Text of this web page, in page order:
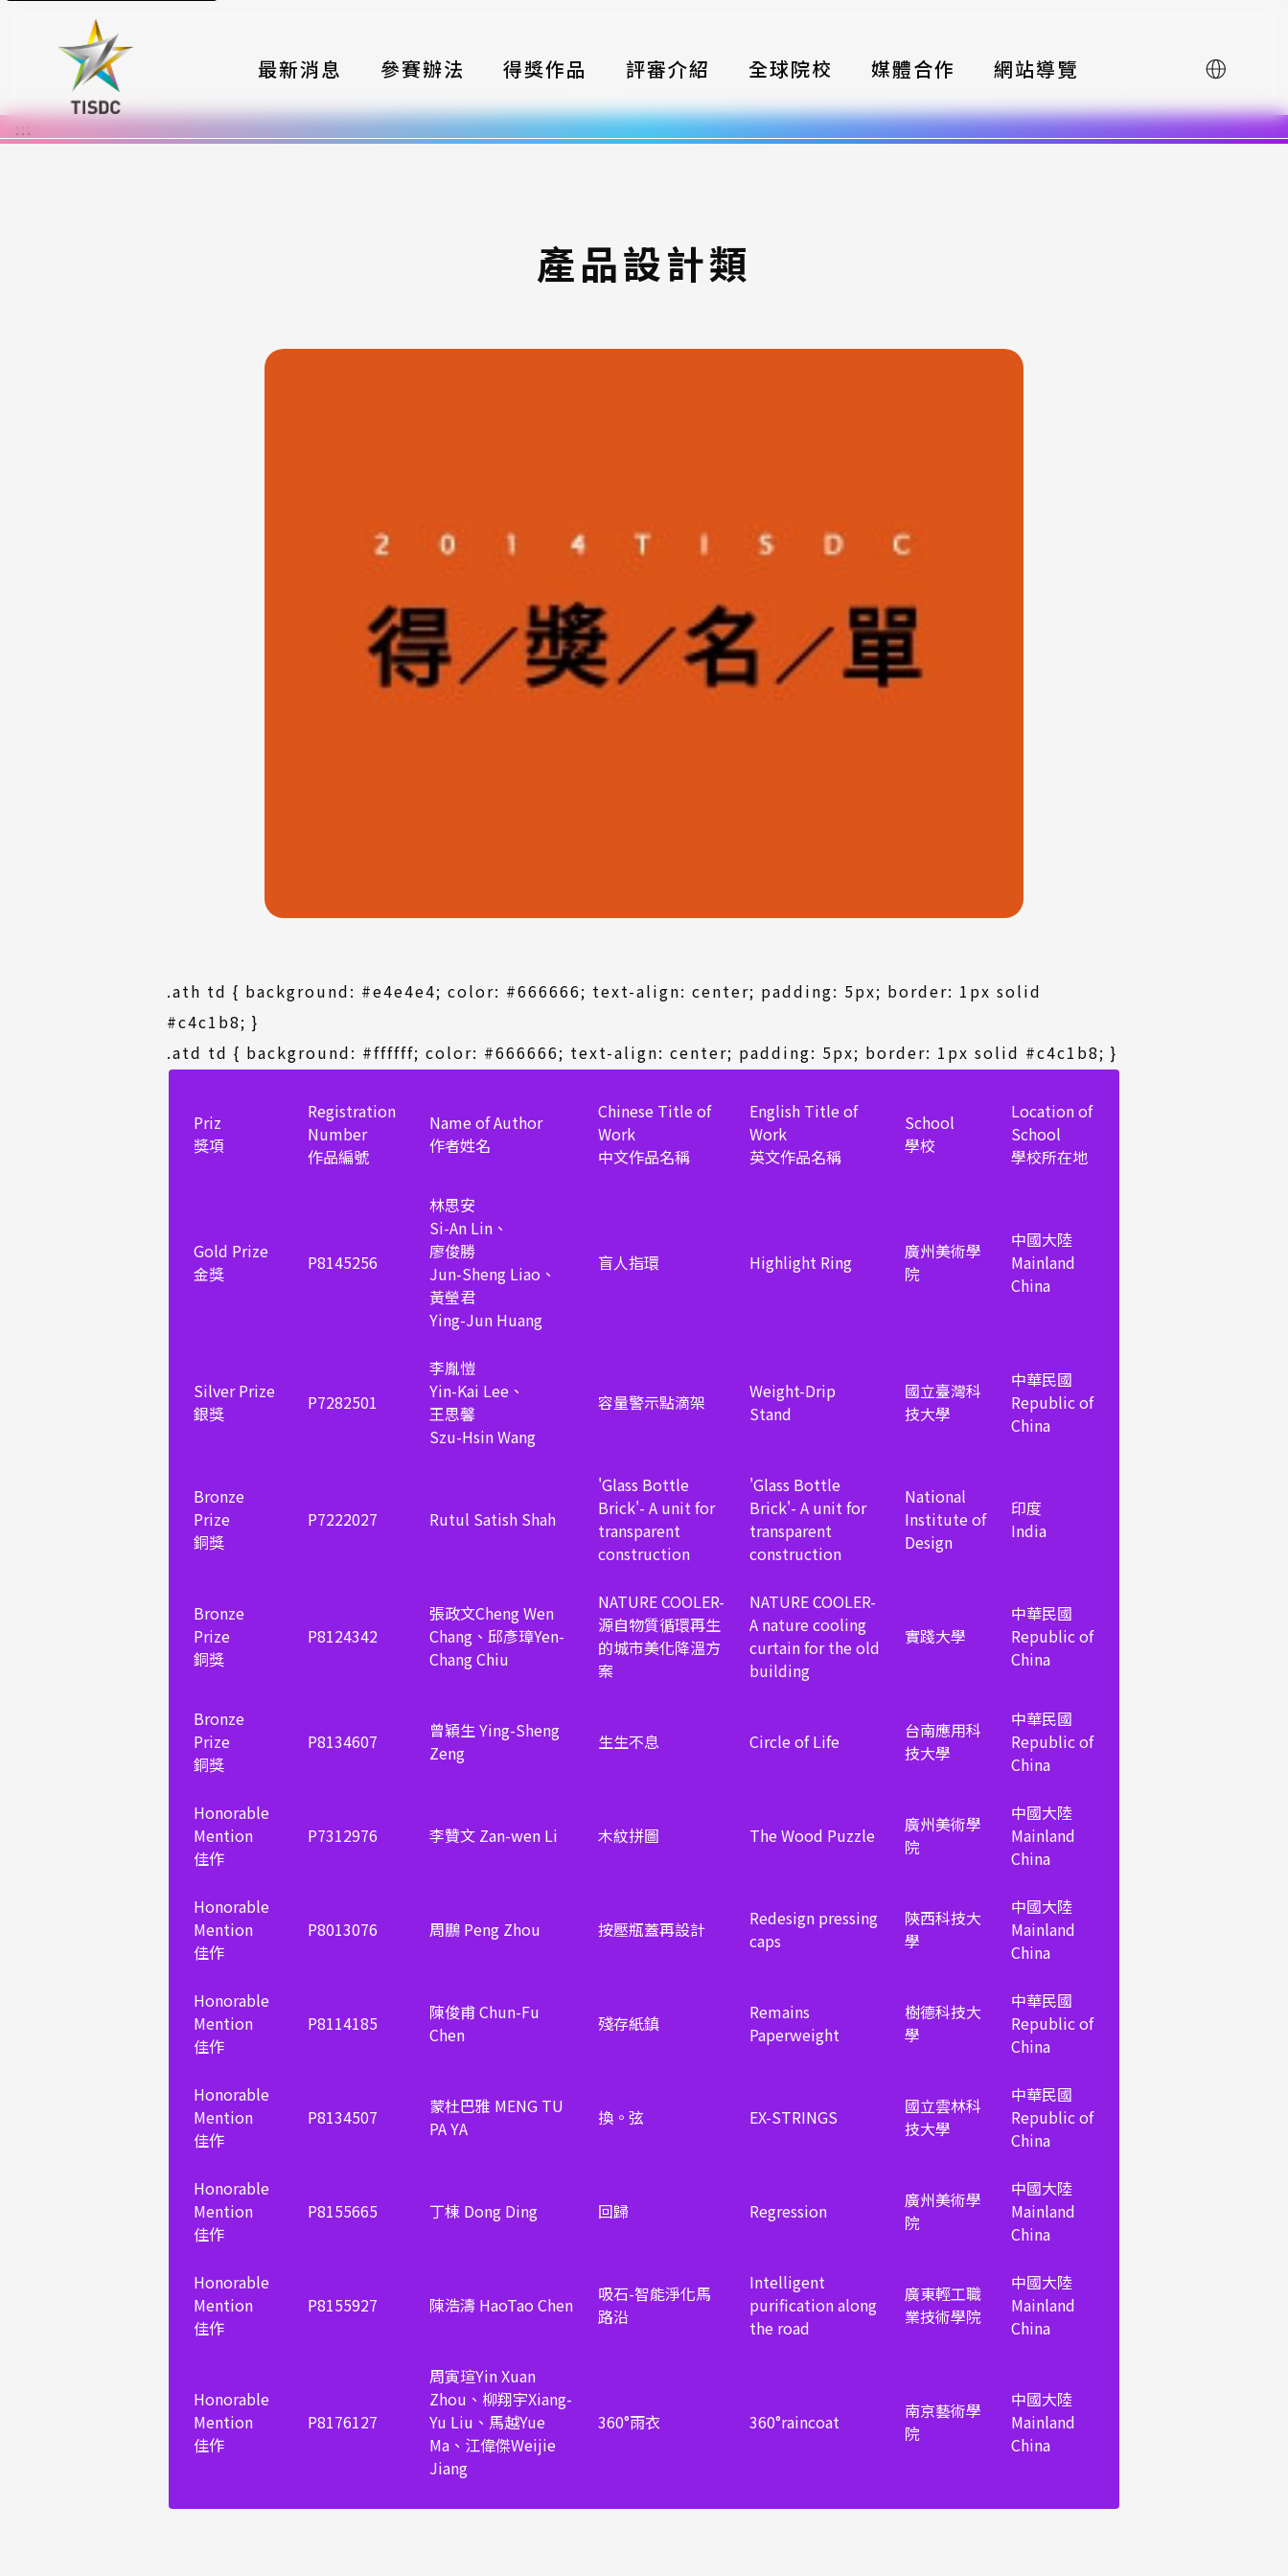
最新消息 參賽辦法
大賽組織
簡章與年鑑
得獎作品 評審介紹 全球院校 媒體合作 網站導覽 English
:::
產品設計類
.ath td { background: #e4e4e4; color: #666666; text-align: center; padding: 5px; border: 1px solid
#c4c1b8; }
.atd td { background: #ffffff; color: #666666; text-align: center; padding: 5px; border: 1px solid #c4c1b8; }
Priz
獎項
Registration
Number
作品編號
Name of Author
作者姓名
Chinese Title of
Work
中文作品名稱
English Title of
Work
英文作品名稱
School
學校
Location of
School
學校所在地
Gold Prize
金獎
P8145256
林思安
Si-An Lin、
廖俊勝
Jun-Sheng Liao、
黃瑩君
Ying-Jun Huang
盲人指環 Highlight Ring
廣州美術學
院
中國大陸
Mainland
China
Silver Prize
銀獎
P7282501
李胤愷
Yin-Kai Lee、
王思馨
Szu-Hsin Wang
容量警示點滴架
Weight-Drip
Stand
國立臺灣科
技大學
中華民國
Republic of
China
Bronze
Prize
銅獎
P7222027 Rutul Satish Shah
'Glass Bottle
Brick'- A unit for
transparent
construction
'Glass Bottle
Brick'- A unit for
transparent
construction
National
Institute of
Design
印度
India
Bronze
Prize
銅獎
P8124342
張政文Cheng Wen
Chang、邱彥璋Yen-
Chang Chiu
NATURE COOLER-
源自物質循環再生
的城市美化降溫方
案
NATURE COOLER-
A nature cooling
curtain for the old
building
實踐大學
中華民國
Republic of
China
Bronze
Prize
銅獎
P8134607
曾穎生 Ying-Sheng
Zeng
生生不息 Circle of Life
台南應用科
技大學
中華民國
Republic of
China
Honorable
Mention
佳作
P7312976 李贊文 Zan-wen Li 木紋拼圖 The Wood Puzzle
廣州美術學
院
中國大陸
Mainland
China
Honorable
Mention
佳作
P8013076 周鵬 Peng Zhou 按壓瓶蓋再設計
Redesign pressing
caps
陝西科技大
學
中國大陸
Mainland
China
Honorable
Mention
佳作
P8114185
陳俊甫 Chun-Fu
Chen
殘存紙鎮
Remains
Paperweight
樹德科技大
學
中華民國
Republic of
China
Honorable
Mention
佳作
P8134507
蒙杜巴雅 MENG TU
PA YA
換。弦 EX-STRINGS
國立雲林科
技大學
中華民國
Republic of
China
Honorable
Mention
佳作
P8155665 丁棟 Dong Ding 回歸 Regression
廣州美術學
院
中國大陸
Mainland
China
Honorable
Mention
佳作
P8155927 陳浩濤 HaoTao Chen
吸石-智能淨化馬
路沿
Intelligent
purification along
the road
廣東輕工職
業技術學院
中國大陸
Mainland
China
Honorable
Mention
佳作
P8176127
周寅瑄Yin Xuan
Zhou、柳翔宇Xiang-
Yu Liu、馬越Yue
Ma、江偉傑Weijie
Jiang
360°雨衣 360°raincoat
南京藝術學
院
中國大陸
Mainland
China